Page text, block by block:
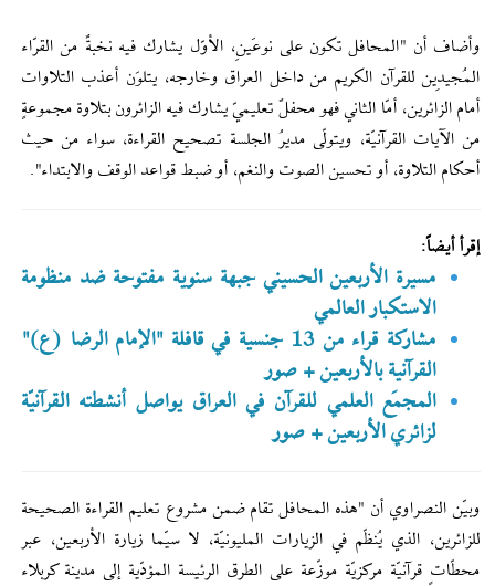
وأضاف أن "المحافل تكون على نوعَينِ، الأوّل يشارك فيه نخبةٌ من القرّاء
المُجيدِين للقرآن الكريم من داخل العراق وخارجه، يتلوَن أعذب التلاوات
أمام الزائرين، أمّا الثاني فهو محفلٌ تعليميّ يشارك فيه الزائرون بتلاوة مجموعةٍ
من الآيات القرآنيّة، ويتولّى مديرُ الجلسة تصحيح القراءة، سواء من حيث
أحكام التلاوة، أو تحسين الصوت والنغم، أو ضبط قواعد الوقف والابتداء".
إقرأ أيضاً:
مسيرة الأربعين الحسيني جبهة سنوية مفتوحة ضد منظومة
الاستكبار العالمي
مشاركة قراء من 13 جنسية في قافلة "الإمام الرضا (ع)"
القرآنية بالأربعين + صور
المجمَع العلمي للقرآن في العراق يواصل أنشطته القرآنيّة
لزائري الأربعين + صور
وبيّن النصراوي أن "هذه المحافل تقام ضمن مشروع تعليم القراءة الصحيحة
للزائرين، الذي يُنظّم في الزيارات المليونيّة، لا سيّما زيارة الأربعين، عبر
محطّاتٍ قرآنيّة مركزيّة موزّعة على الطرق الرئيسة المؤدّية إلى مدينة كربلاء